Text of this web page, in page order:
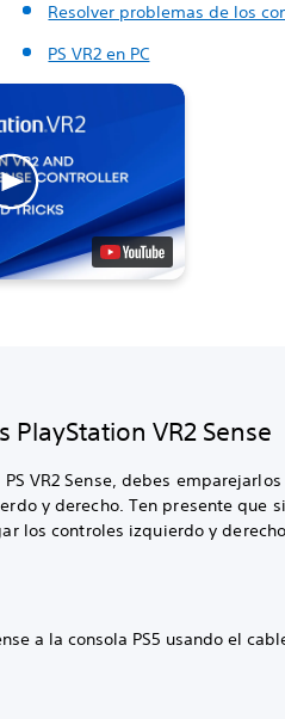
Resolver problemas de los
PS VR2 en PC
VR2 Sense
VR2 Sense, debes
y derecho. Ten presente que
los controles izquierdo y
a la consola PS5 usando el